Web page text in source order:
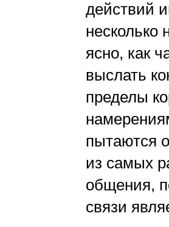
действий
несколько
ясно, как
выслать
пределы
пытаются
из самых
общения,
связи